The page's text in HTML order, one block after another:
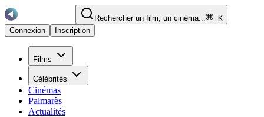
Rechercher un film, un cinéma...
K
Connexion
Inscription
Films
Célébrités
Cinémas
Palmarès
Actualités